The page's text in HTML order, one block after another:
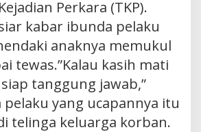
Perkara (TKP).
kabar ibunda pelaku
anaknya memukul
tewas.”Kalau kasih mati
tanggung jawab,”
yang ucapannya itu
telinga keluarga korban.